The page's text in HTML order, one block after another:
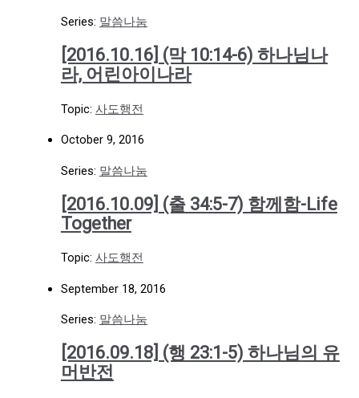
Series: 말씀나눔
[2016.10.16] (막 10:14-6) 하나님나
라, 어린아이나라
Topic: 사도행전
October 9, 2016
Series: 말씀나눔
[2016.10.09] (출 34:5-7) 함께함-Life
Together
Topic: 사도행전
September 18, 2016
Series: 말씀나눔
[2016.09.18] (행 23:1-5) 하나님의 유
머반전